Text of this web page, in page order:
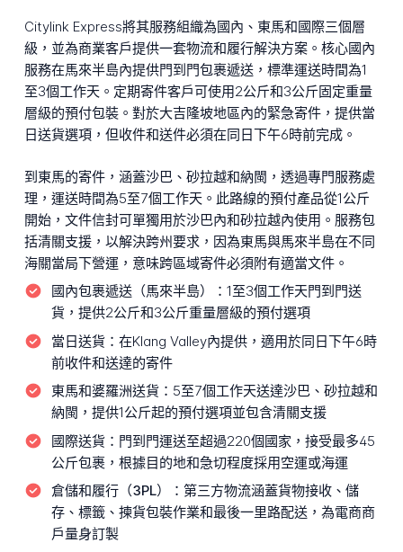
Citylink Express將其服務組織為國內、東馬和國際三個層
級，並為商業客戶提供一套物流和履行解決方案。核心國內
服務在馬來半島內提供門到門包裹遞送，標準運送時間為1
至3個工作天。定期寄件客戶可使用2公斤和3公斤固定重量
層級的預付包裝。對於大吉隆坡地區內的緊急寄件，提供當
日送貨選項，但收件和送件必須在同日下午6時前完成。
到東馬的寄件，涵蓋沙巴、砂拉越和納閩，透過專門服務處
理，運送時間為5至7個工作天。此路線的預付產品從1公斤
開始，文件信封可單獨用於沙巴內和砂拉越內使用。服務包
括清關支援，以解決跨州要求，因為東馬與馬來半島在不同
海關當局下營運，意味跨區域寄件必須附有適當文件。
國內包裹遞送（馬來半島）： 1至3個工作天門到門送
貨，提供2公斤和3公斤重量層級的預付選項
當日送貨： 在Klang Valley內提供，適用於同日下午6時
前收件和送達的寄件
東馬和婆羅洲送貨： 5至7個工作天送達沙巴、砂拉越和
納閩，提供1公斤起的預付選項並包含清關支援
國際送貨： 門到門運送至超過220個國家，接受最多45
公斤包裹，根據目的地和急切程度採用空運或海運
倉儲和履行（3PL）： 第三方物流涵蓋貨物接收、儲
存、標籤、揀貨包裝作業和最後一里路配送，為電商商
戶量身訂製